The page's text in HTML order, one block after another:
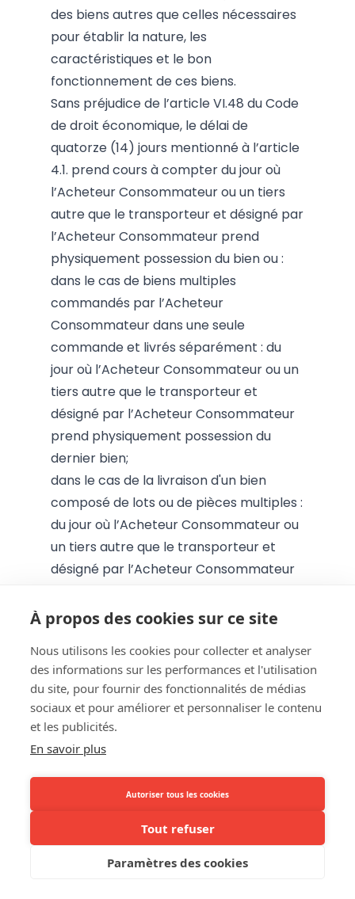
À propos des cookies sur ce site
Nous utilisons les cookies pour collecter et analyser
des informations sur les performances et l'utilisation
du site, pour fournir des fonctionnalités de médias
sociaux et pour améliorer et personnaliser le contenu
et les publicités.
En savoir plus
Autoriser tous les cookies
Tout refuser
Paramètres des cookies
des biens autres que celles nécessaires
pour établir la nature, les
caractéristiques et le bon
fonctionnement de ces biens.
Sans préjudice de l’article VI.48 du Code
de droit économique, le délai de
quatorze (14) jours mentionné à l’article
4.1. prend cours à compter du jour où
l’Acheteur Consommateur ou un tiers
autre que le transporteur et désigné par
l’Acheteur Consommateur prend
physiquement possession du bien ou :
dans le cas de biens multiples
commandés par l’Acheteur
Consommateur dans une seule
commande et livrés séparément : du
jour où l’Acheteur Consommateur ou un
tiers autre que le transporteur et
désigné par l’Acheteur Consommateur
prend physiquement possession du
dernier bien;
dans le cas de la livraison d'un bien
composé de lots ou de pièces multiples :
du jour où l’Acheteur Consommateur ou
un tiers autre que le transporteur et
désigné par l’Acheteur Consommateur
dernier lot ou de la dernière pièce;
livraison régulière de biens pendant une
période de temps définie : du jour où
l’Acheteur Consommateur ou un tiers
autre que le transporteur et désigné par
l’Acheteur Consommateur prend
Consommateur de son droit de
rétractation comme l’exige l’article